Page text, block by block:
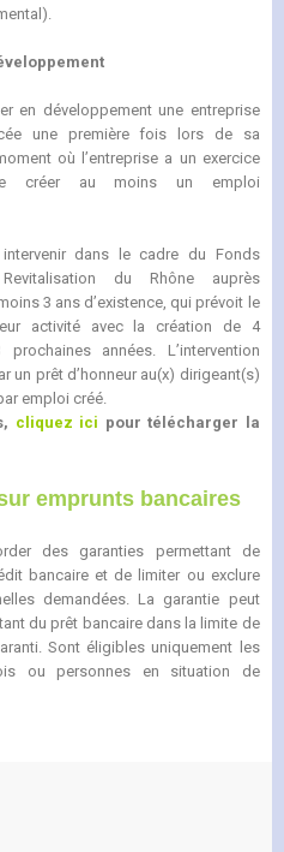
en développement une entreprise
une première fois lors de sa
où l’entreprise a un exercice
créer au moins un emploi
dans le cadre du Fonds
du Rhône auprès
3 ans d’existence, qui prévoit le
activité avec la création de 4
années. L’intervention
un prêt d’honneur au(x) dirigeant(s)
emploi créé.
cliquez ici pour télécharger la
emprunts bancaires
des garanties permettant de
bancaire et de limiter ou exclure
demandées. La garantie peut
du prêt bancaire dans la limite de
Sont éligibles uniquement les
ou personnes en situation de